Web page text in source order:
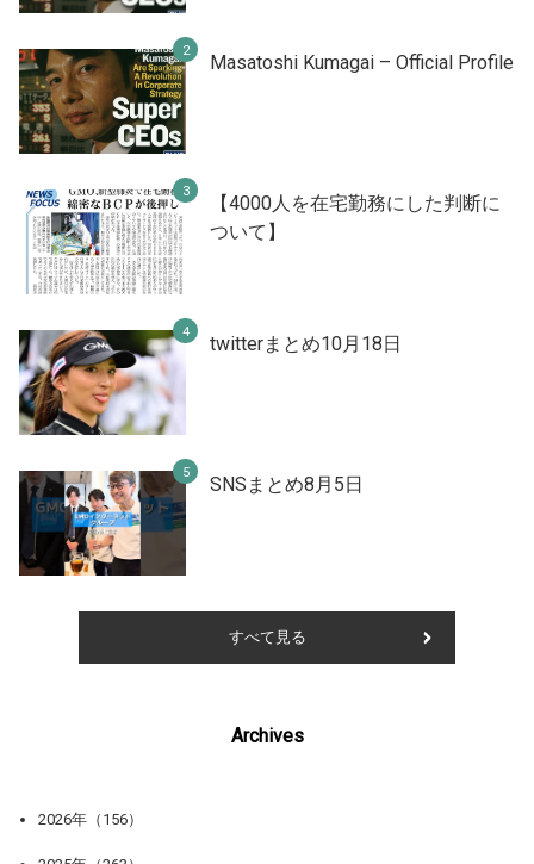
Masatoshi Kumagai – Official Profile
【4000人を在宅勤務にした判断に
ついて】
twitterまとめ10月18日
SNSまとめ8月5日
すべて見る
Archives
2026年（156）